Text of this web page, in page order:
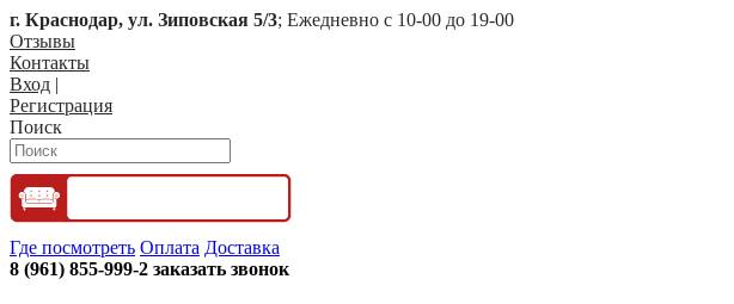
г. Краснодар, ул. Зиповская 5/3; Ежедневно с 10-00 до 19-00
Отзывы
Контакты
Вход |
Регистрация
Поиск
Где посмотреть Оплата Доставка
8 (961) 855-999-2 заказать звонок